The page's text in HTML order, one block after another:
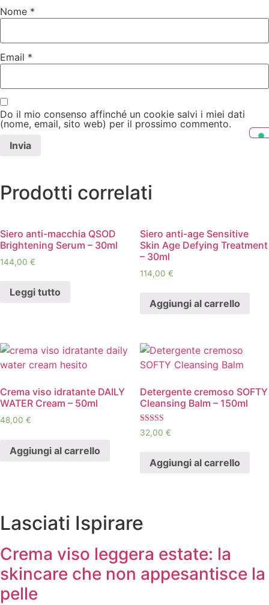
Nome *
Email *
Do il mio consenso affinché un cookie salvi i miei dati
(nome, email, sito web) per il prossimo commento.
Prodotti correlati
Siero anti-macchia QSOD
Brightening Serum – 30ml
144,00 €
Leggi tutto
Siero anti-age Sensitive
Skin Age Defying Treatment
– 30ml
114,00 €
Aggiungi al carrello
Crema viso idratante DAILY
WATER Cream – 50ml
48,00 €
Aggiungi al carrello
Detergente cremoso SOFTY
Cleansing Balm – 150ml
Valutato
4.67
32,00 €
Aggiungi al carrello
Lasciati Ispirare
Crema viso leggera estate: la
skincare che non appesantisce la
pelle